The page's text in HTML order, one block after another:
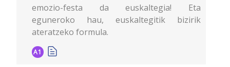
emozio-festa da euskaltegia! Eta
eguneroko hau, euskaltegitik bizirik
ateratzeko formula.
A1